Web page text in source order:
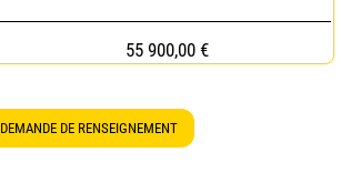
55 900,00 €
DEMANDE DE RENSEIGNEMENT